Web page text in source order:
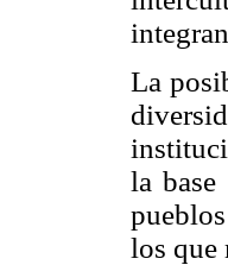
La
la base
los que